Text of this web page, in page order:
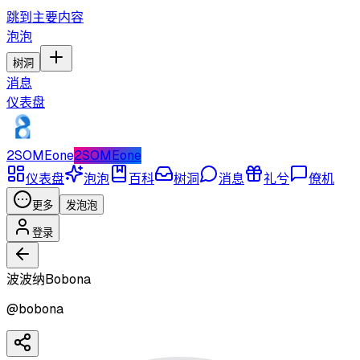
跳到主要内容
泡泡
树洞
消息
仪表盘
2SOMEone2SOMEone
仪表盘
泡泡 百科 树洞 消息 礼兮 僚机
更多 发泡泡
登录
波波纳Bobona
@bobona